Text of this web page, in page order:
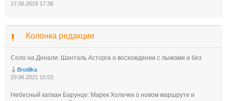
17.06.2019 17:38
Колонка редакции
Соло на Денали: Шанталь Асторга о восхождении с лыжами и без
Brodilka
29.06.2021 15:53
Небесный капкан Барунце: Марек Холечек о новом маршруте и